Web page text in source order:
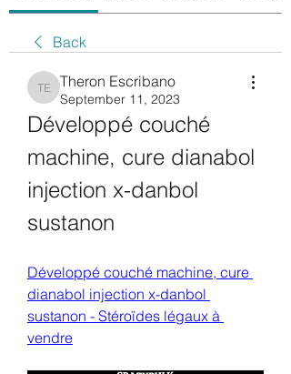
Back
Theron Escribano
Theron Escribano
September 11, 2023
Développé couché
machine, cure dianabol
injection x-danbol
sustanon
Développé couché machine, cure
dianabol injection x-danbol
sustanon - Stéroïdes légaux à
vendre